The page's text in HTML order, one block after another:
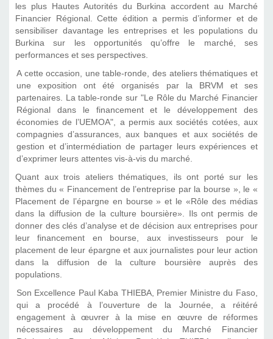
les plus Hautes Autorités du Burkina accordent au Marché
Financier Régional. Cette édition a permis d’informer et de
sensibiliser davantage les entreprises et les populations du
Burkina sur les opportunités qu’offre le marché, ses
performances et ses perspectives.
A cette occasion, une table-ronde, des ateliers thématiques et
une exposition ont été organisés par la BRVM et ses
partenaires. La table-ronde sur "Le Rôle du Marché Financier
Régional dans le financement et le développement des
économies de l’UEMOA", a permis aux sociétés cotées, aux
compagnies d’assurances, aux banques et aux sociétés de
gestion et d’intermédiation de partager leurs expériences et
d’exprimer leurs attentes vis-à-vis du marché.
Quant aux trois ateliers thématiques, ils ont porté sur les
thèmes du « Financement de l’entreprise par la bourse », le «
Placement de l’épargne en bourse » et le «Rôle des médias
dans la diffusion de la culture boursière». Ils ont permis de
donner des clés d’analyse et de décision aux entreprises pour
leur financement en bourse, aux investisseurs pour le
placement de leur épargne et aux journalistes pour leur action
dans la diffusion de la culture boursière auprès des
populations.
Son Excellence Paul Kaba THIEBA, Premier Ministre du Faso,
qui a procédé à l’ouverture de la Journée, a réitéré
engagement à œuvrer à la mise en œuvre de réformes
nécessaires au développement du Marché Financier